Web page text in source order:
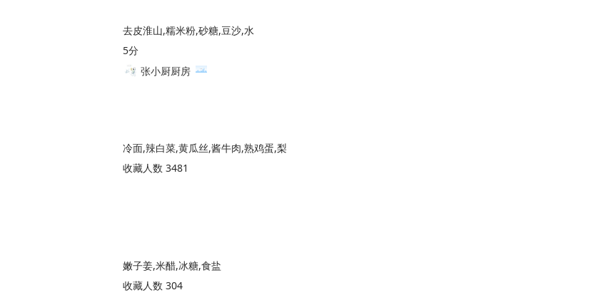
去皮淮山,糯米粉,砂糖,豆沙,水
5分
张小厨厨房
冷面,辣白菜,黄瓜丝,酱牛肉,熟鸡蛋,梨
收藏人数 3481
嫩子姜,米醋,冰糖,食盐
收藏人数 304